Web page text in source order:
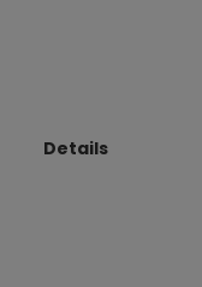
Details